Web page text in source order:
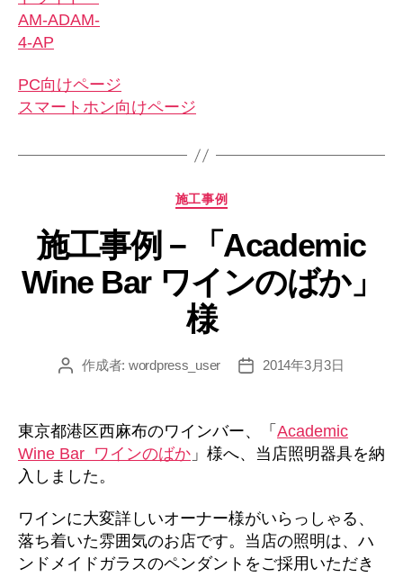
PC向けページ
スマートホン向けページ
カ
ゴ
ー
施工事例
施工事例－「Academic
Wine Bar ワインのばか」
様
投 作成者: wordpress_user
投
2014年3月3日
東京都港区西麻布のワインバー、「 Academic
Wine Bar ワインのばか 」様へ、当店照明器具を納
入しました。
ワインに大変詳しいオーナー様がいらっしゃる、
落ち着いた雰囲気のお店です。当店の照明は、ハ
ンドメイドガラスのペンダントをご採用いただき